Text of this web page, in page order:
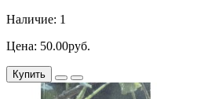
Наличие: 1
Цена: 50.00руб.
Купить